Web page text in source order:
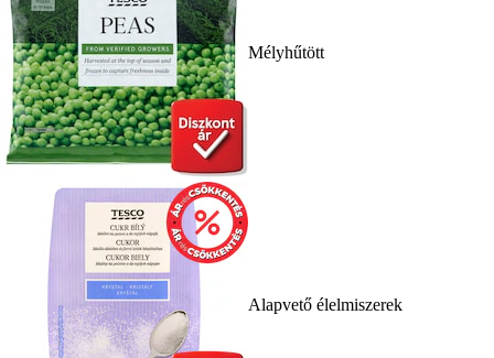
Mélyhűtött
Alapvető élelmiszerek